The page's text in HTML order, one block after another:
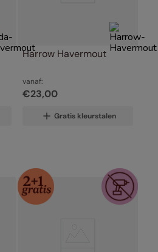
Harrow Havermout
vanaf:
€23,00
Gratis kleurstalen